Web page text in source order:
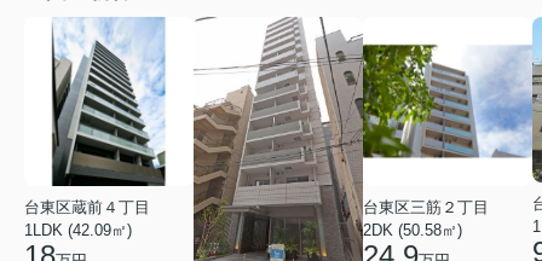
台東区蔵前４丁目
1LDK (42.09㎡)
台東区三筋２丁目
2DK (50.58㎡)